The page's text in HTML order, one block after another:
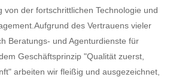
von der fortschrittlichen Technologie und
des Vertrauens vieler
Beratungs- und Agenturdienste für
Geschäftsprinzip "Qualität zuerst,
arbeiten wir fleißig und ausgezeichnet,